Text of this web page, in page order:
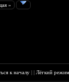
»
к началу ||Лёгкий